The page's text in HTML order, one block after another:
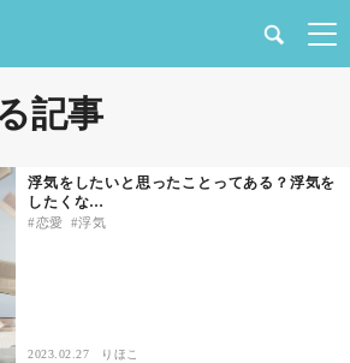
記事
浮気をしたいと思ったことってある？浮気を
したくな…
恋愛 浮気
2023.02.27 りほこ